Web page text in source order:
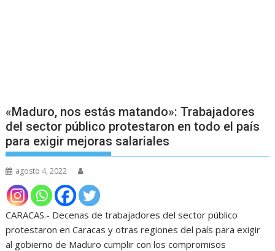
«Maduro, nos estás matando»: Trabajadores
del sector público protestaron en todo el país
para exigir mejoras salariales
agosto 4, 2022
CARACAS.- Decenas de trabajadores del sector público
protestaron en Caracas y otras regiones del país para exigir
al gobierno de Maduro cumplir con los compromisos